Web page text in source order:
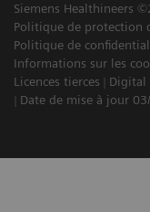
Siemens Healthineers
Politique de protection
Politique de
Informations sur les
Licences tierces
Digital
Date de mise à jour